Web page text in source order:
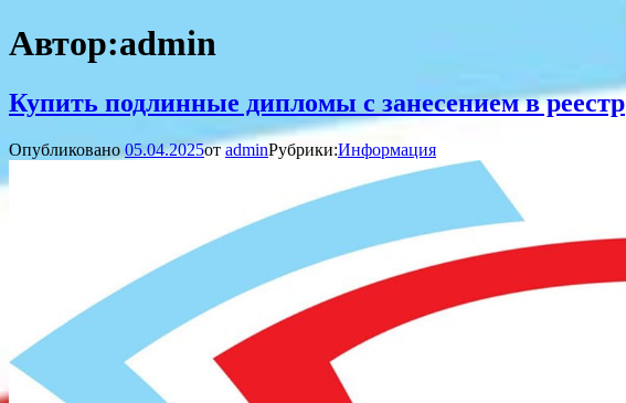
Автор:admin
Купить подлинные дипломы с занесением в реестр
Опубликовано 05.04.2025отadminРубрики:Информация